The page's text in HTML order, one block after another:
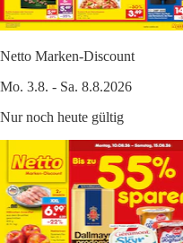
Netto Marken-Discount
Mo. 3.8. - Sa. 8.8.2026
Nur noch heute gültig